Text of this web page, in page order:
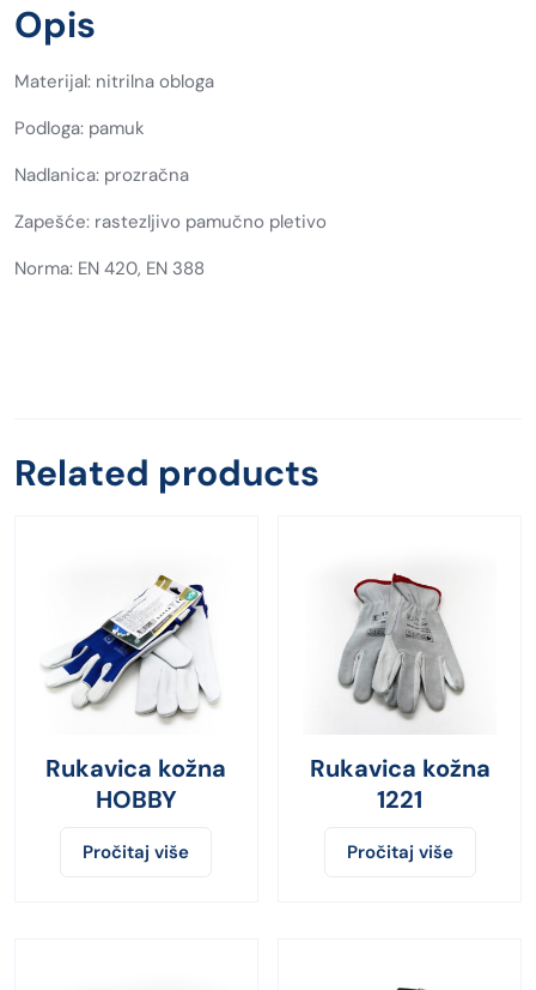
Opis
Materijal: nitrilna obloga
Podloga: pamuk
Nadlanica: prozračna
Zapešće: rastezljivo pamučno pletivo
Norma: EN 420, EN 388
Related products
Rukavica kožna
HOBBY
Pročitaj više
Rukavica kožna
1221
Pročitaj više